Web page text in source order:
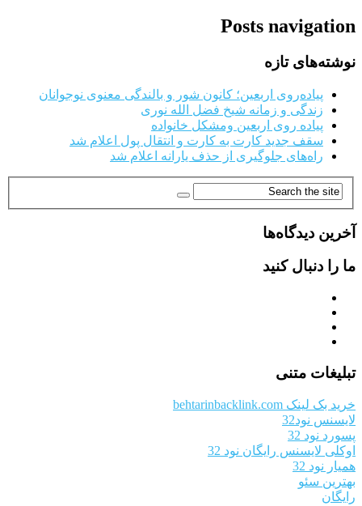
Posts navigation
نوشته‌های تازه
پیاده‌روی اربعین؛ کانون شور و بالندگی معنوی نوجوانان
زندگی و زمانه شیخ فضل الله نوری
پیاده روی اربعین ومشکل خانواده
سقف جدید کارت به کارت و انتقال پول اعلام شد
راه‌های جلوگیری از حذف یارانه اعلام شد
آخرین دیدگاه‌ها
ما را دنبال کنید
تبلیغات متنی
خرید بک لینک behtarinbacklink.com
لایسنس نود32
پسورد نود 32
اوکلی لایسنس رایگان نود 32
همیار نود 32
بهترین سئو
رایگان